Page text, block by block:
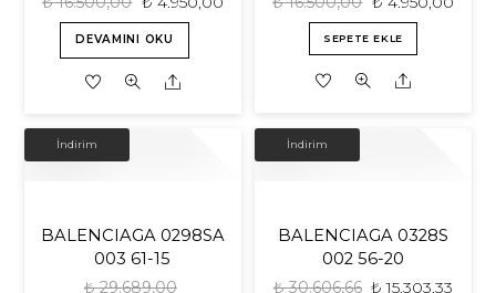
DEVAMINI OKU
Share
SEPETE EKLE
Share
İndirim
BALENCIAGA 0298SA
003 61-15
₺29.689,00
İndirim
BALENCIAGA 0328S
002 56-20
₺30.606,66 ₺ 15.303,33